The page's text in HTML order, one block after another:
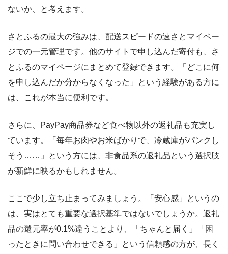
ないか、と考えます。
さとふるの最大の強みは、配送スピードの速さとマイペー
ジでの一元管理です。他のサイトで申し込んだ寄付も、さ
とふるのマイページにまとめて登録できます。「どこに何
を申し込んだか分からなくなった」という経験がある方に
は、これが本当に便利です。
さらに、PayPay商品券など食べ物以外の返礼品も充実し
ています。「毎年お肉やお米ばかりで、冷蔵庫がパンクし
そう……」という方には、非食品系の返礼品という選択肢
が新鮮に映るかもしれません。
ここで少し立ち止まってみましょう。「安心感」というの
は、実はとても重要な選択基準ではないでしょうか。返礼
品の還元率が0.1%違うことより、「ちゃんと届く」「困
ったときに問い合わせできる」という信頼感の方が、長く